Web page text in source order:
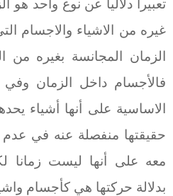
تعبيرا دلاليا عن نوع واحد هو
غيره من الاشياء والاجسام
الزمان المجانسة بغيره من
فالأجسام داخل الزمان وفي
الاساسية على أنها أشياء
حقيقتها منفصلة عنه في عدم
معه على أنها ليست زمانا
بدلالة حركتها هي كأجسام